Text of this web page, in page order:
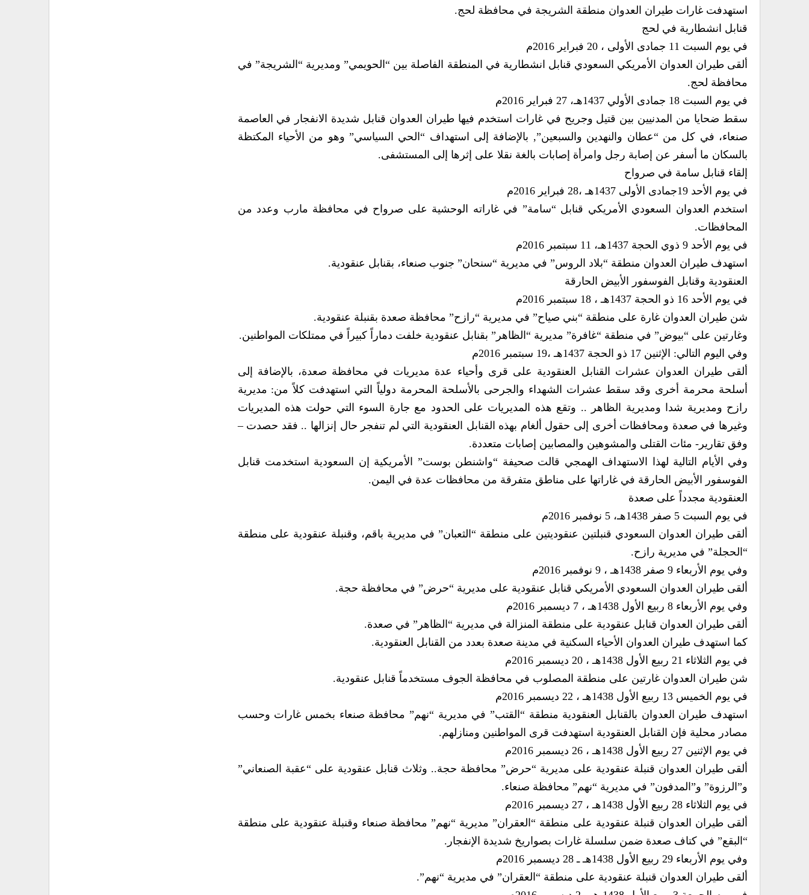
استهدفت غارات طيران العدوان منطقة الشريجة في محافظة لحج.
قنابل انشطارية في لحج
في يوم السبت 11 جمادى الأولى ، 20 فبراير 2016م
ألقى طيران العدوان الأمريكي السعودي قنابل انشطارية في المنطقة الفاصلة بين “الحويمي” ومديرية “الشريجة” في
محافظة لحج.
في يوم السبت 18 جمادى الأولي 1437هـ، 27 فبراير 2016م
سقط ضحايا من المدنيين بين قتيل وجريح في غارات استخدم فيها طيران العدوان قنابل شديدة الانفجار في العاصمة
صنعاء، في كل من “عطان والنهدين والسبعين”, بالإضافة إلى استهداف “الحي السياسي” وهو من الأحياء المكتظة
بالسكان ما أسفر عن إصابة رجل وامرأة إصابات بالغة نقلا على إثرها إلى المستشفى.
إلقاء قنابل سامة في صرواح
في يوم الأحد 19جمادى الأولى 1437هـ ،28 فبراير 2016م
استخدم العدوان السعودي الأمريكي قنابل “سامة” في غاراته الوحشية على صرواح في محافظة مارب وعدد من
المحافظات.
في يوم الأحد 9 ذوي الحجة 1437هـ، 11 سبتمبر 2016م
استهدف طيران العدوان منطقة “بلاد الروس” في مديرية “سنحان” جنوب صنعاء، بقنابل عنقودية.
العنقودية وقنابل الفوسفور الأبيض الحارقة
في يوم الأحد 16 ذو الحجة 1437هـ ، 18 سبتمبر 2016م
شن طيران العدوان غارة على منطقة “بني صياح” في مديرية “رازح” محافظة صعدة بقنبلة عنقودية.
وغارتين على “بيوض” في منطقة “غافرة” مديرية “الظاهر” بقنابل عنقودية خلفت دماراً كبيراً في ممتلكات المواطنين.
وفي اليوم التالي: الإثنين 17 ذو الحجة 1437هـ ،19 سبتمبر 2016م
ألقى طيران العدوان عشرات القنابل العنقودية على قرى وأحياء عدة مديريات في محافظة صعدة، بالإضافة إلى
أسلحة محرمة أخرى وقد سقط عشرات الشهداء والجرحى بالأسلحة المحرمة دولياً التي استهدفت كلاً من: مديرية
رازح ومديرية شدا ومديرية الظاهر .. وتقع هذه المديريات على الحدود مع جارة السوء التي حولت هذه المديريات
وغيرها في صعدة ومحافظات أخرى إلى حقول ألغام بهذه القنابل العنقودية التي لم تنفجر حال إنزالها .. فقد حصدت –
وفق تقارير- مئات القتلى والمشوهين والمصابين إصابات متعددة.
وفي الأيام التالية لهذا الاستهداف الهمجي قالت صحيفة “واشنطن بوست” الأمريكية إن السعودية استخدمت قنابل
الفوسفور الأبيض الحارقة في غاراتها على مناطق متفرقة من محافظات عدة في اليمن.
العنقودية مجدداً على صعدة
في يوم السبت 5 صفر 1438هـ، 5 نوفمبر 2016م
ألقى طيران العدوان السعودي قنبلتين عنقوديتين على منطقة “الثعبان” في مديرية باقم، وقنبلة عنقودية على منطقة
“الحجلة” في مديرية رازح.
وفي يوم الأربعاء 9 صفر 1438هـ ، 9 نوفمبر 2016م
ألقى طيران العدوان السعودي الأمريكي قنابل عنقودية على مديرية “حرض” في محافظة حجة.
وفي يوم الأربعاء 8 ربيع الأول 1438هـ ، 7 ديسمبر 2016م
ألقى طيران العدوان قنابل عنقودية على منطقة المنزالة في مديرية “الظاهر” في صعدة.
كما استهدف طيران العدوان الأحياء السكنية في مدينة صعدة بعدد من القنابل العنقودية.
في يوم الثلاثاء 21 ربيع الأول 1438هـ ، 20 ديسمبر 2016م
شن طيران العدوان غارتين على منطقة المصلوب في محافظة الجوف مستخدماً قنابل عنقودية.
في يوم الخميس 13 ربيع الأول 1438هـ ، 22 ديسمبر 2016م
استهدف طيران العدوان بالقنابل العنقودية منطقة “القتب” في مديرية “نهم” محافظة صنعاء بخمس غارات وحسب
مصادر محلية فإن القنابل العنقودية استهدفت قرى المواطنين ومنازلهم.
في يوم الإثنين 27 ربيع الأول 1438هـ ، 26 ديسمبر 2016م
ألقى طيران العدوان قنبلة عنقودية على مديرية “حرض” محافظة حجة.. وثلاث قنابل عنقودية على “عقبة الصنعاني”
و”الرزوة” و”المدفون” في مديرية “نهم” محافظة صنعاء.
في يوم الثلاثاء 28 ربيع الأول 1438هـ ، 27 ديسمبر 2016م
ألقى طيران العدوان قنبلة عنقودية على منطقة “العقران” مديرية “نهم” محافظة صنعاء وقنبلة عنقودية على منطقة
“البقع” في كتاف صعدة ضمن سلسلة غارات بصواريخ شديدة الإنفجار.
وفي يوم الأربعاء 29 ربيع الأول 1438هـ ـ 28 ديسمبر 2016م
ألقى طيران العدوان قنبلة عنقودية على منطقة “العقران” في مديرية “نهم”.